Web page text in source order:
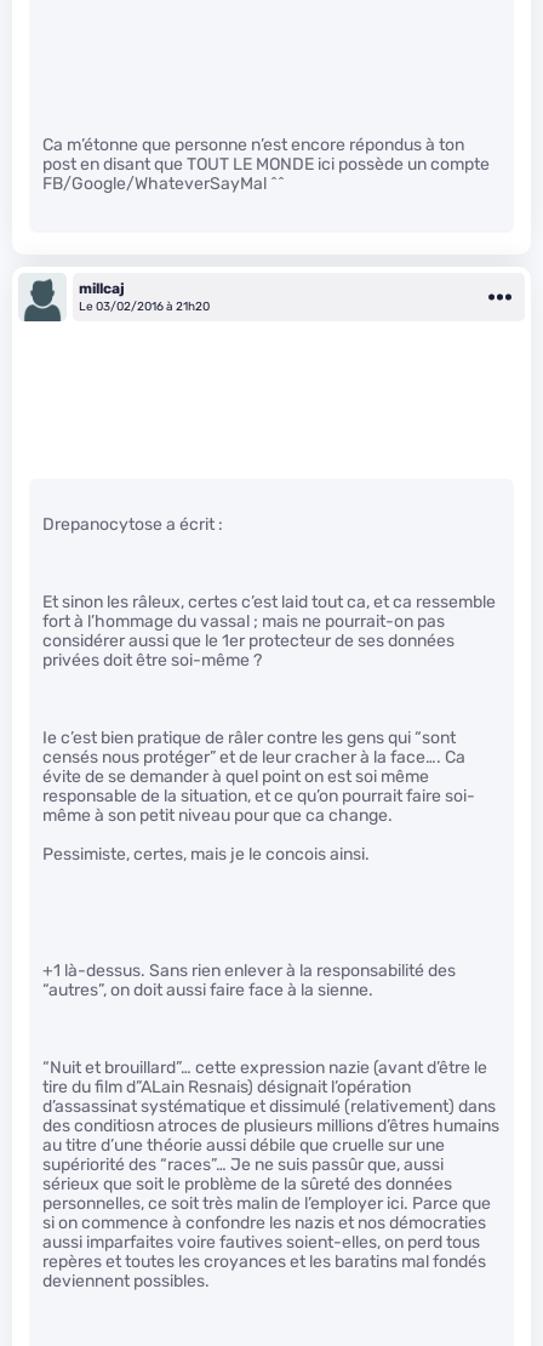
Ca m’étonne que personne n’est encore répondus à ton
post en disant que TOUT LE MONDE ici possède un compte
FB/Google/WhateverSayMal ^^
millcaj
Le 03/02/2016 à 21h20
Drepanocytose a écrit :
Et sinon les râleux, certes c’est laid tout ca, et ca ressemble
fort à l’hommage du vassal ; mais ne pourrait-on pas
considérer aussi que le 1er protecteur de ses données
privées doit être soi-même ?
Ie c’est bien pratique de râler contre les gens qui “sont
censés nous protéger” et de leur cracher à la face…. Ca
évite de se demander à quel point on est soi même
responsable de la situation, et ce qu’on pourrait faire soi-
même à son petit niveau pour que ca change.
Pessimiste, certes, mais je le concois ainsi.
+1 là-dessus. Sans rien enlever à la responsabilité des
“autres”, on doit aussi faire face à la sienne.
“Nuit et brouillard”… cette expression nazie (avant d’être le
tire du film d”ALain Resnais) désignait l’opération
d’assassinat systématique et dissimulé (relativement) dans
des conditiosn atroces de plusieurs millions d’êtres humains
au titre d’une théorie aussi débile que cruelle sur une
supériorité des “races”… Je ne suis passûr que, aussi
sérieux que soit le problème de la sûreté des données
personnelles, ce soit très malin de l’employer ici. Parce que
si on commence à confondre les nazis et nos démocraties
aussi imparfaites voire fautives soient-elles, on perd tous
repères et toutes les croyances et les baratins mal fondés
deviennent possibles.